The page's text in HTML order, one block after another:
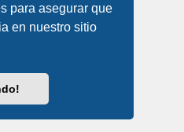
para asegurar que
en nuestro sitio